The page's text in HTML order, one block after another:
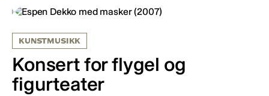
KUNSTMUSIKK
Konsert for flygel og
figurteater